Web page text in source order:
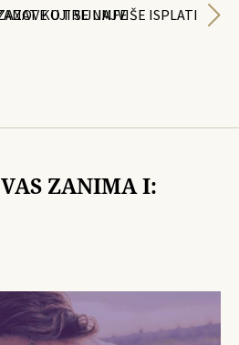
U TRIJUMFE
KOJI SE NAJVIŠE ISPLATI
ZANIMA I: